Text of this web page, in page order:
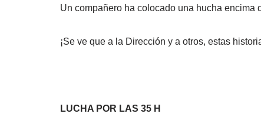
Un compañero ha colocado una hucha
¡Se ve que a la Dirección y a otros, estas
LUCHA POR LAS 35 H